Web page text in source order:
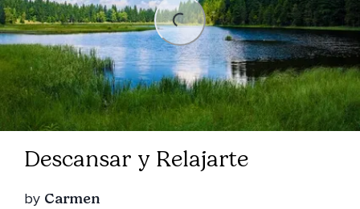
Loading...
Descansar y Relajarte
by Carmen